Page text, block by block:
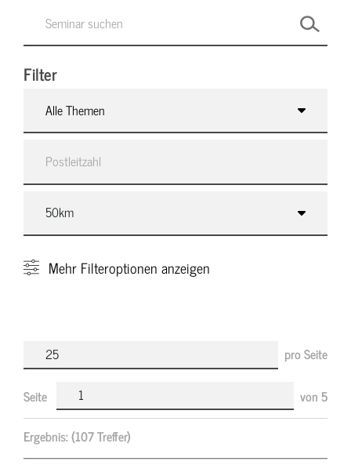
Filter
Alle Themen
Mehr Filteroptionen anzeigen
pro Seite
Seite von 5
Ergebnis:(107 Treffer)